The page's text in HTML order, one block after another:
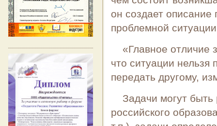
он создает
проблемной
«Главное отличие
что ситуации нельзя
передать другому,
Задачи могут быть
российского